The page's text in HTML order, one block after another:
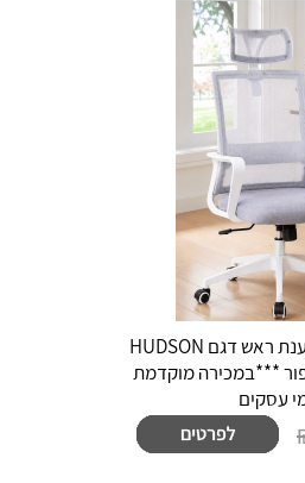
כסא מחשב עם משענת ראש דגם HUDSON
***במכירה מוקדמת